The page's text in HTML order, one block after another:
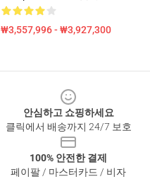
₩3,557,996 - ₩3,927,300
안심하고 쇼핑하세요
클릭에서 배송까지 24/7 보호
100% 안전한 결제
페이팔 / 마스터카드 / 비자